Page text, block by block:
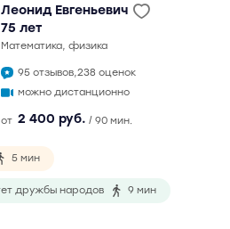
Леонид Евгеньевич
75 лет
математика, физика
95 отзывов,238 оценок
можно дистанционно
от 2 400 руб. / 90 мин.
5 мин
дружбы народов 9 мин